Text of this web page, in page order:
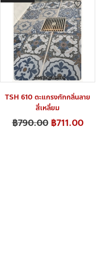
TSH 610 ตะแกรงกักกลิ่นลาย
สี่เหลี่ยม
฿790.00 ฿711.00